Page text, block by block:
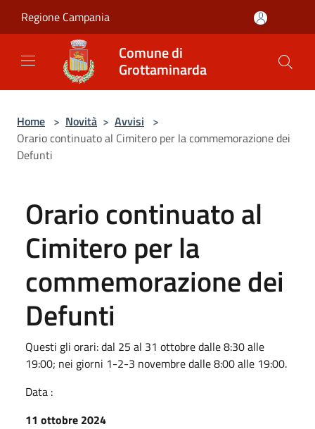
Regione Campania
Comune di
Grottaminarda
Home > Novità > Avvisi >
Orario continuato al Cimitero per la commemorazione dei
Defunti
Orario continuato al
Cimitero per la
commemorazione dei
Defunti
Questi gli orari: dal 25 al 31 ottobre dalle 8:30 alle
19:00; nei giorni 1-2-3 novembre dalle 8:00 alle 19:00.
Data :
11 ottobre 2024